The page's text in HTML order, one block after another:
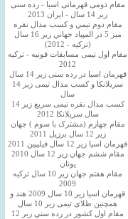
مقام دومی قهرمانی اسیا - رده سنی
زیر 14 سال - ایران 2013
مقام دوم تيمي و كسب مدال نقره
ميز 5 در المپياد جهاني زير 16 سال
(تركيه - 2012)
مقام اول تیمی مسابقات قونیه - ترکیه
2012
قهرمان اسیا در رده سنی زیر 14 سال
سريلانكا و کسب مدال تیمی زیر 14
سال
کسب مدال نقره تیمی سریع زیر 14
سال سریلانکا 2012
مقام چهارم (مشترک با سوم ) جهان
زیر 12 سال برزیل 2011
قهرمان اسيا زير 12 سال فیلیپین 2011
مقام ششم جهان زیر 12 سال 2010
یونان
مقام هفتم جهان زیر 10 سال ترکیه
2009
قهرمان اسيا زیر 10 سال 2009 هند و
همچنین طلای تیمی زیر 10 سال
مقام اول كشور در رده سني زير 12